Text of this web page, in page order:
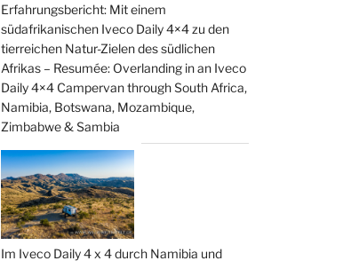
Erfahrungsbericht: Mit einem
südafrikanischen Iveco Daily 4×4 zu den
tierreichen Natur-Zielen des südlichen
Afrikas – Resumée: Overlanding in an Iveco
Daily 4×4 Campervan through South Africa,
Namibia, Botswana, Mozambique,
Zimbabwe & Sambia
Im Iveco Daily 4 x 4 durch Namibia und